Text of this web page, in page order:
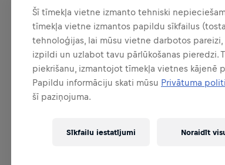
Šī tīmekļa vietne izmanto tehniski
tīmekļa vietne izmantos papildu sīkfailus
tehnoloģijas, lai mūsu vietne darbotos
izpildi un uzlabot tavu pārlūkošanas pieredzi.
piekrišanu, izmantojot tīmekļa vietnes kājenē
Papildu informāciju skati mūsu Privātuma
šī paziņojuma.
Sīkfailu iestatījumi Noraidīt